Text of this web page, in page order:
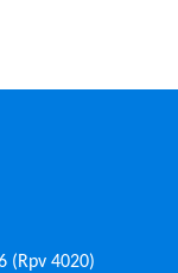
(Rpv 4020)